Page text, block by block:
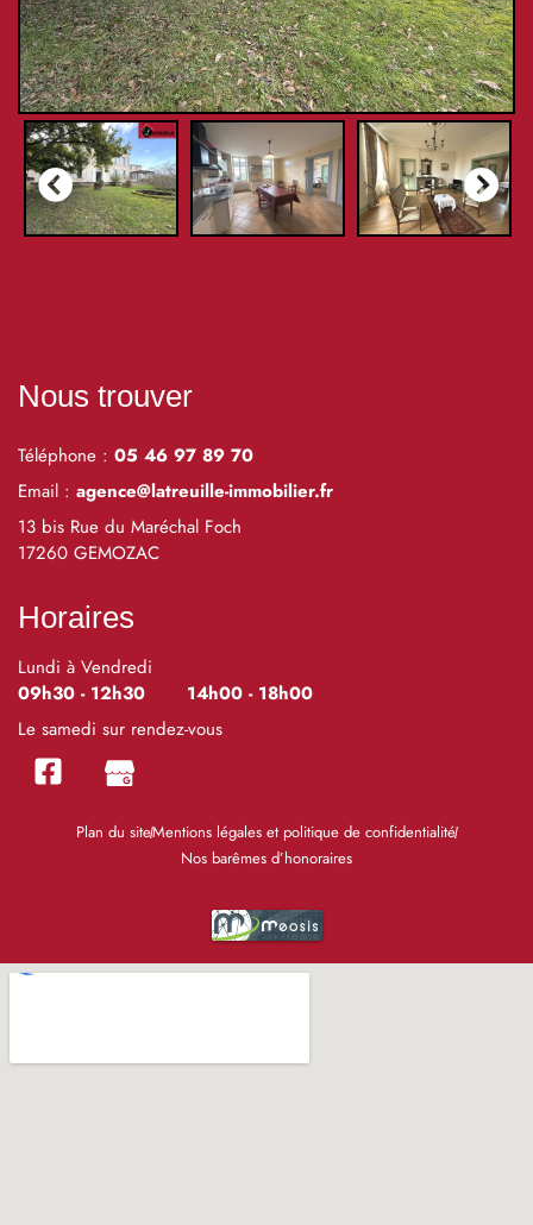
Nous trouver
Téléphone : 05 46 97 89 70
Email : agence@latreuille-immobilier.fr
13 bis Rue du Maréchal Foch
17260 GEMOZAC
Horaires
Lundi à Vendredi
09h30 - 12h30
14h00 - 18h00
Le samedi sur rendez-vous
Plan du siteMentions légales et politique de confidentialité
Nos barêmes d’honoraires